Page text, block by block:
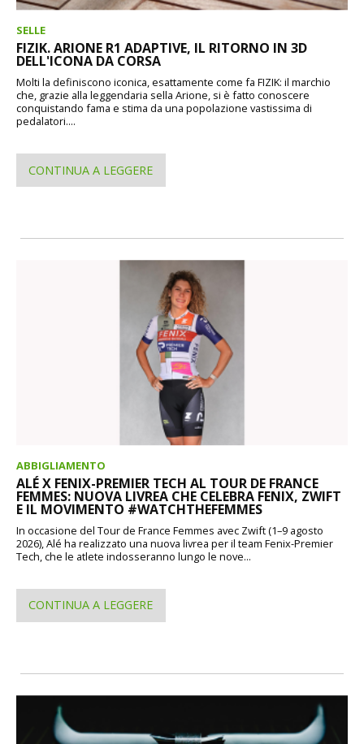
SELLE
FIZIK. ARIONE R1 ADAPTIVE, IL RITORNO IN 3D
DELL'ICONA DA CORSA
Molti la definiscono iconica, esattamente come fa FIZIK: il marchio
che, grazie alla leggendaria sella Arione, si è fatto conoscere
conquistando fama e stima da una popolazione vastissima di
pedalatori....
CONTINUA A LEGGERE
ABBIGLIAMENTO
ALÉ X FENIX-PREMIER TECH AL TOUR DE FRANCE
FEMMES: NUOVA LIVREA CHE CELEBRA FENIX, ZWIFT
E IL MOVIMENTO #WATCHTHEFEMMES
In occasione del Tour de France Femmes avec Zwift (1–9 agosto
2026), Alé ha realizzato una nuova livrea per il team Fenix-Premier
Tech, che le atlete indosseranno lungo le nove...
CONTINUA A LEGGERE